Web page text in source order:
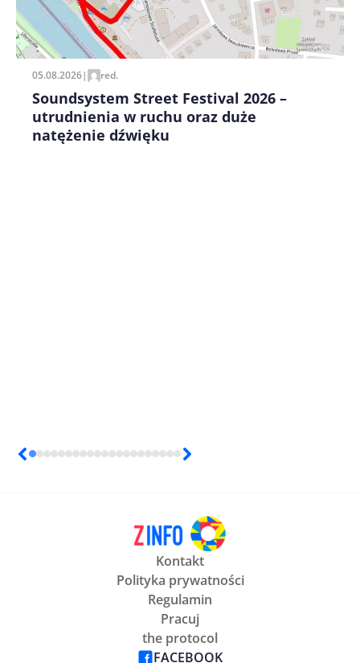
Zapamiętaj moje dane w tej przeglądarce podczas
pisania kolejnych komentarzy.
05.08.2026| red.
Soundsystem Street Festival 2026 –
utrudnienia w ruchu oraz duże
natężenie dźwięku
Kontakt
Polityka prywatności
Regulamin
Pracuj
the protocol
FACEBOOK